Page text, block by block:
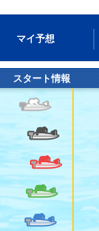
マイ予想
スタート情報